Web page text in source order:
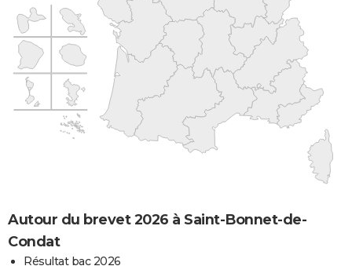
Autour du brevet 2026 à Saint-Bonnet-de-
Condat
Résultat bac 2026